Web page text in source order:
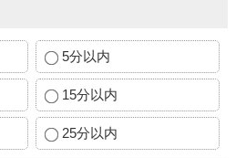
5分以内
15分以内
25分以内